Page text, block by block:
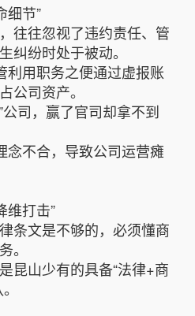
细节”
往往忽视了违约责任、管
纠纷时处于被动。
利用职务之便通过虚报账
公司资产。
司，赢了官司却拿不到
念不合，导致公司运营瘫
维打击”
条文是不够的，必须懂商
。
昆山少有的具备“法律+商